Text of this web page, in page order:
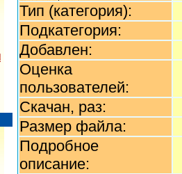
Тип (категория):
Подкатегория:
Добавлен:
Оценка
пользователей:
Скачан, раз:
Размер файла:
Подробное
описание: